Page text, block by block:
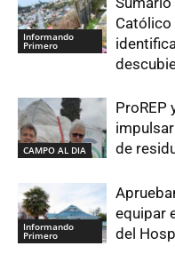
Informando
Primero
CAMPO AL DIA
ProREP
de
Informando
Primero
equipar
del